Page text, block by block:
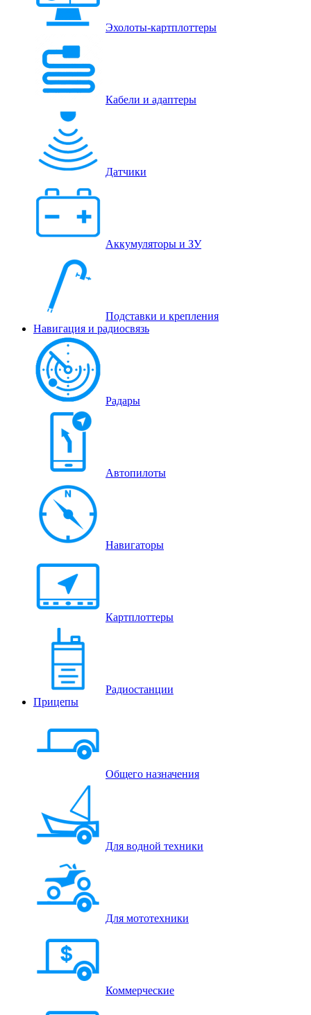
Эхолоты-картплоттеры
Кабели и адаптеры
Датчики
Аккумуляторы и ЗУ
Подставки и крепления
Навигация и радиосвязь
Радары
Автопилоты
Навигаторы
Картплоттеры
Радиостанции
Прицепы
Общего назначения
Для водной техники
Для мототехники
Коммерческие